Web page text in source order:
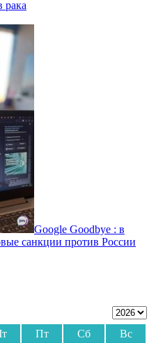
рака
Google Goodbye : в
санкции против России
Пт Сб
Вс